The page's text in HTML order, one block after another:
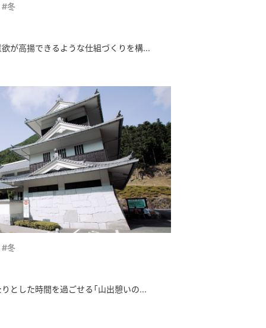
#冬
が高揚できるような仕組づくりを構...
#冬
とした時間を過ごせる「山出憩いの...